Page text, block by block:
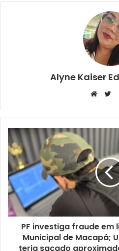
Alyne Kaiser
PF investiga fraude
Municipal de Macapá;
teria sacado